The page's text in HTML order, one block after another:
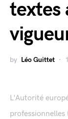
textes
by Léo Guittet
L'Autorité
professionnelles